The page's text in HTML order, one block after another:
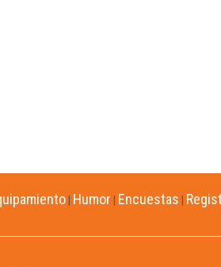
Humor Encuestas